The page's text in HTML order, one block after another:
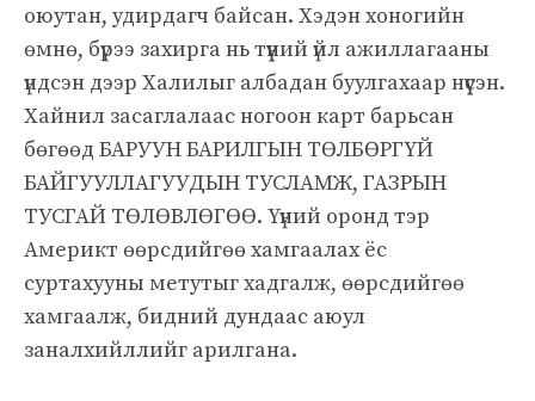
оюутан, удирдагч байсан. Хэдэн хоногийн
өмнө, бүрээ захирга нь түүний үйл ажиллагааны
үндсэн дээр Халилыг албадан буулгахаар нүүсэн.
Хайнил засаглалаас ногоон карт барьсан
бөгөөд БАРУУН БАРИЛГЫН ТӨЛБӨРГҮЙ
БАЙГУУЛЛАГУУДЫН ТУСЛАМЖ, ГАЗРЫН
ТУСГАЙ ТӨЛӨВЛӨГӨӨ. Үүний оронд тэр
Америкт өөрсдийгөө хамгаалах ёс
суртахууны метутыг хадгалж, өөрсдийгөө
хамгаалж, бидний дундаас аюул
заналхийллийг арилгана.